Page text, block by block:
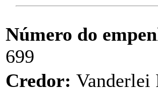
Número do
699
Credor: Vanderlei